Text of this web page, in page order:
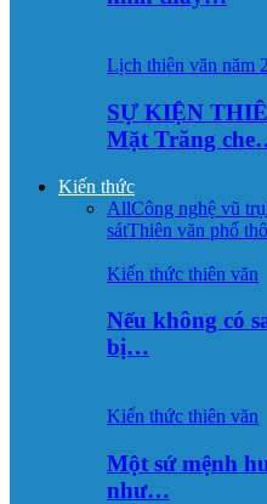
Lịch thiên văn năm
SỰ KIỆN
Mặt Trăng
Kiến thức
AllCông nghệ vũ trụ
sátThiên văn phổ
Kiến thức thiên văn
Nếu không có
bị…
Kiến thức thiên văn
Một sứ mệnh
như…